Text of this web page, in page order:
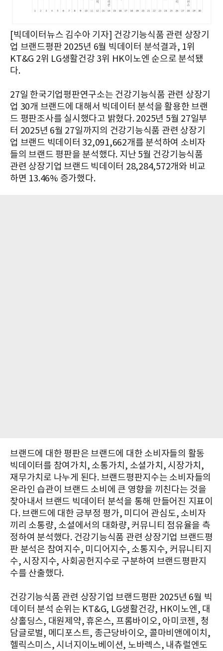
[빅데이터뉴스 김수아 기자] 건강기능식품 관련 상장기
업 브랜드평판 2025년 6월 빅데이터 분석결과, 1위
KT&G 2위 LG생활건강 3위 HK이노엔 순으로 분석됐
다.
27일 한국기업평판연구소는 건강기능식품 관련 상장기
업 30개 브랜드에 대해서 빅데이터 분석을 활용한 브랜
드 평판조사를 실시했다고 밝혔다. 2025년 5월 27일부
터 2025년 6월 27일까지의 건강기능식품 관련 상장기
업 브랜드 빅데이터 32,091,662개를 분석하여 소비자
들의 브랜드 평판을 분석했다. 지난 5월 건강기능식품
관련 상장기업 브랜드 빅데이터 28,284,572개와 비교
하면 13.46% 증가했다.
브랜드에 대한 평판은 브랜드에 대한 소비자들의 활동
빅데이터를 참여가치, 소통가치, 소셜가치, 시장가치,
재무가치로 나누게 된다. 브랜드평판지수는 소비자들의
온라인 습관이 브랜드 소비에 큰 영향을 끼친다는 것을
찾아내서 브랜드 빅데이터 분석을 통해 만들어진 지표이
다. 브랜드에 대한 긍부정 평가, 미디어 관심도, 소비자
끼리 소통량, 소셜에서의 대화량, 커뮤니티 점유율을 측
정하여 분석했다. 건강기능식품 관련 상장기업 브랜드평
판 분석은 참여지수, 미디어지수, 소통지수, 커뮤니티지
수, 시장지수, 사회공헌지수로 구분하여 브랜드평판지
수를 산출했다.
건강기능식품 관련 상장기업 브랜드평판 2025년 6월 빅
데이터 분석 순위는 KT&G, LG생활건강, HK이노엔, 대
상홀딩스, 대원제약, 휴온스, 프롬바이오, 아미코젠, 청
담글로벌, 메디포스트, 종근당바이오, 콜마비앤에이치,
헬릭스미스, 시너지이노베이션, 노바렉스, 내츄럴엔도